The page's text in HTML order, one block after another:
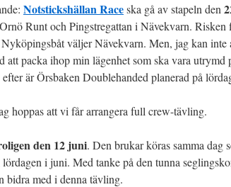
Notstickshällan Raceska gå av stapeln den
Runt och Pingstregattan i Nävekvarn. Risken
väljer Nävekvarn. Men, jag kan inte
att packa ihop min lägenhet som ska vara utrymd
är Örsbaken Doublehanded planerad på
hoppas att vi får arrangera full crew-tävling.
den 12 juni. Den brukar köras samma dag
i juni. Med tanke på den tunna
bidra med i denna tävling.